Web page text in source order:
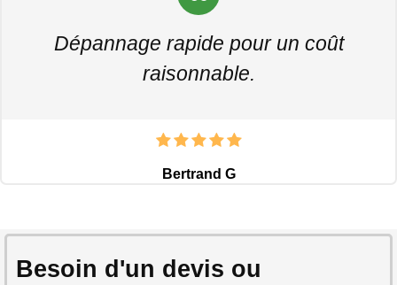
Dépannage rapide pour un coût
raisonnable.
Bertrand G
Besoin d'un devis ou